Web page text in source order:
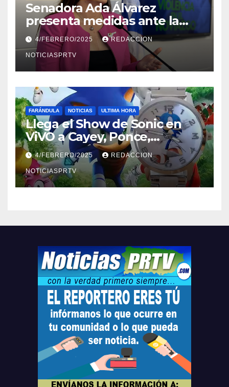
Senadora Ada Álvarez
presenta medidas ante la
violencia en el noviazgo
4/FEBRERO/2025 REDACCION
NOTICIASPRTV
FARÁNDULA NOTICIAS ULTIMA HORA
Llega el Show de Sonic en
ViVO a Cayey, Ponce,
Barceloneta y Humacao,
Relojes gratis para el que
compre ahora….
4/FEBRERO/2025 REDACCION
NOTICIASPRTV